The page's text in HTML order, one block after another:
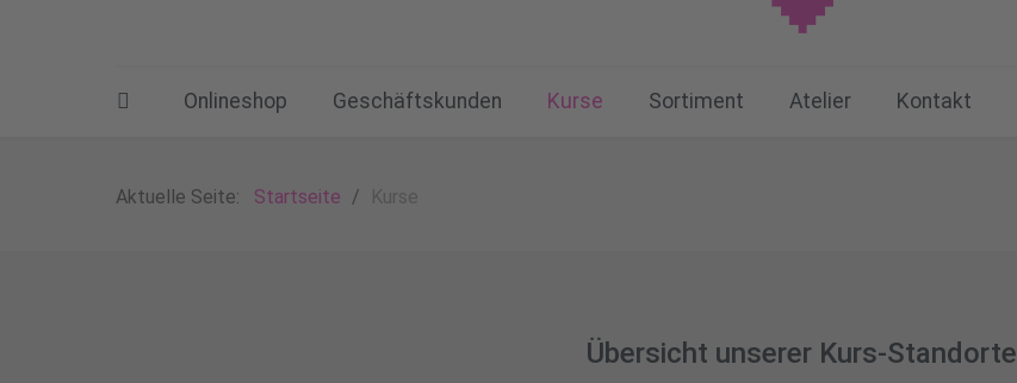
Onlineshop Geschäftskunden Kurse Sortiment Atelier Kontakt
Aktuelle Seite: Startseite Kurse
Übersicht unserer Kurs-Standorte